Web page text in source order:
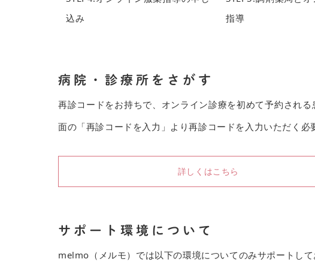
病院・診療所をさがす
再診コードをお持ちで、オンライン診療を初めて予約され
面の「再診コードを入力」より再診コードを入力いただく必
詳しくはこちら
サポート環境について
melmo（メルモ）では以下の環境についてのみサポートして